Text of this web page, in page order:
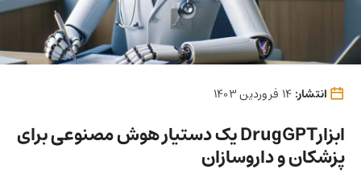
انتشار:
ابزارDrugGPT یک دستیار هوش مصنوعی برای
پزشکان و داروسازان